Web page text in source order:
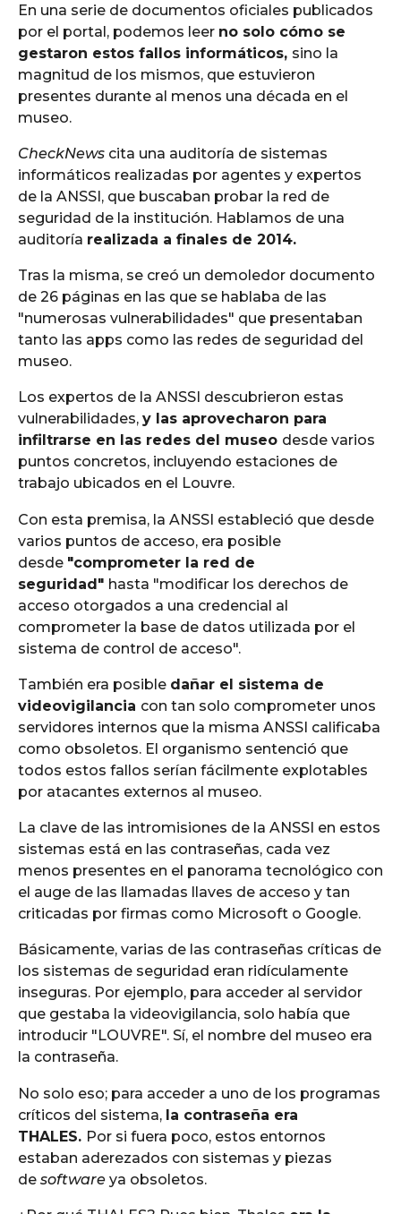
En una serie de documentos oficiales publicados
por el portal, podemos leer no solo cómo se
gestaron estos fallos informáticos, sino la
magnitud de los mismos, que estuvieron
presentes durante al menos una década en el
museo.
CheckNews cita una auditoría de sistemas
informáticos realizadas por agentes y expertos
de la ANSSI, que buscaban probar la red de
seguridad de la institución. Hablamos de una
auditoría realizada a finales de 2014.
Tras la misma, se creó un demoledor documento
de 26 páginas en las que se hablaba de las
"numerosas vulnerabilidades" que presentaban
tanto las apps como las redes de seguridad del
museo.
Los expertos de la ANSSI descubrieron estas
vulnerabilidades, y las aprovecharon para
infiltrarse en las redes del museo desde varios
puntos concretos, incluyendo estaciones de
trabajo ubicados en el Louvre.
Con esta premisa, la ANSSI estableció que desde
varios puntos de acceso, era posible
desde "comprometer la red de
seguridad" hasta "modificar los derechos de
acceso otorgados a una credencial al
comprometer la base de datos utilizada por el
sistema de control de acceso".
También era posible dañar el sistema de
videovigilancia con tan solo comprometer unos
servidores internos que la misma ANSSI calificaba
como obsoletos. El organismo sentenció que
todos estos fallos serían fácilmente explotables
por atacantes externos al museo.
La clave de las intromisiones de la ANSSI en estos
sistemas está en las contraseñas, cada vez
menos presentes en el panorama tecnológico con
el auge de las llamadas llaves de acceso y tan
criticadas por firmas como Microsoft o Google.
Básicamente, varias de las contraseñas críticas de
los sistemas de seguridad eran ridículamente
inseguras. Por ejemplo, para acceder al servidor
que gestaba la videovigilancia, solo había que
introducir "LOUVRE". Sí, el nombre del museo era
la contraseña.
No solo eso; para acceder a uno de los programas
críticos del sistema, la contraseña era
THALES. Por si fuera poco, estos entornos
estaban aderezados con sistemas y piezas
de software ya obsoletos.